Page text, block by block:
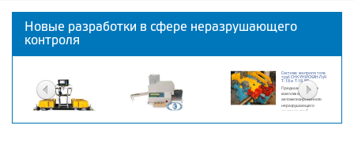
Новые разработки в сфере неразрушающего
контроля
Система контроля тела
труб СНК УНИСКАН-ЛуЧ
Т-18 и Т-18 ВТ
Предназначена для
комплексного
автоматизированного
неразрушающего
контроля труб